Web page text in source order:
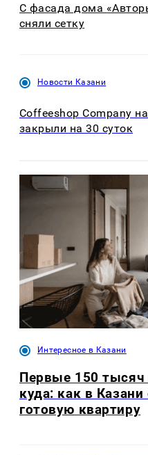
С фасада дома
сняли сетку
Новости Казани
Coffeeshop Company
закрыли на 30 суток
Интересное в Казани
Первые 150 тысяч
куда: как в Казани
готовую квартиру